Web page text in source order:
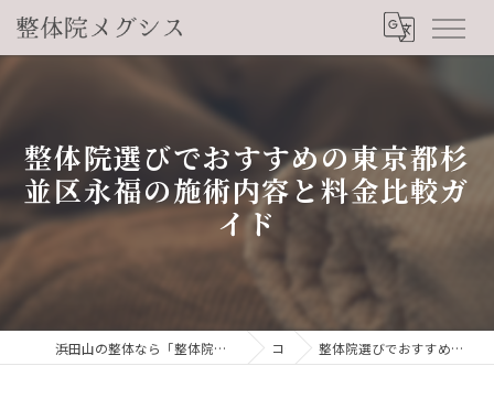
整体院選びでおすすめの東京都杉
並区永福の施術内容と料金比較ガ
イド
浜田山の整体なら「整体院メグシス」肩こり・腰痛・自律神経の悩みを睡眠から改善 コラム 整体院選びでおすすめの東京都杉並区永福の施術内容と料金比較ガイド